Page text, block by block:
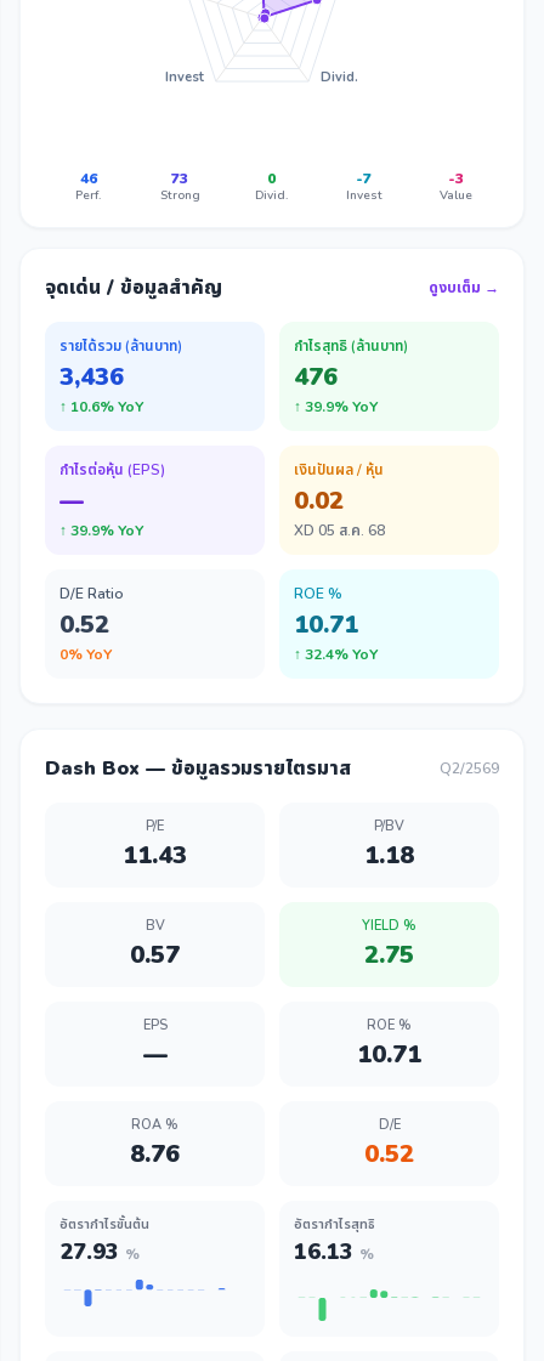
Divid.
Invest
46
Perf.
73
Strong
0
Divid.
-7
Invest
-3
Value
จุดเด่น / ข้อมูลสำคัญ ดูงบเต็ม →
รายได้รวม (ล้านบาท)
3,436
↑ 10.6% YoY
กำไรสุทธิ (ล้านบาท)
476
↑ 39.9% YoY
กำไรต่อหุ้น (EPS)
—
↑ 39.9% YoY
เงินปันผล / หุ้น
0.02
XD 05 ส.ค. 68
D/E Ratio
0.52
0% YoY
ROE %
10.71
↑ 32.4% YoY
Dash Box — ข้อมูลรวมรายไตรมาส Q2/2569
P/E
11.43
P/BV
1.18
BV
0.57
YIELD %
2.75
EPS
—
ROE %
10.71
ROA %
8.76
D/E
0.52
อัตรากำไรขั้นต้น
27.93 %
อัตรากำไรสุทธิ
16.13 %